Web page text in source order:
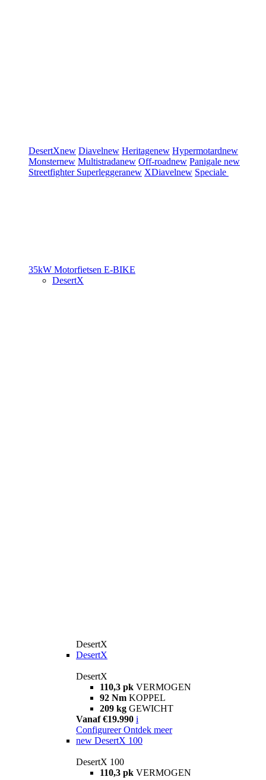
DesertXnew Diavelnew Heritagenew Hypermotardnew
Monsternew Multistradanew Off-roadnew Panigale new
Streetfighter Superleggeranew XDiavelnew Speciale
35kW Motorfietsen E-BIKE
DesertX
DesertX
DesertX
DesertX
110,3 pk VERMOGEN
92 Nm KOPPEL
209 kg GEWICHT
Vanaf €19.990 i
Configureer Ontdek meer
new DesertX 100
DesertX 100
110,3 pk VERMOGEN